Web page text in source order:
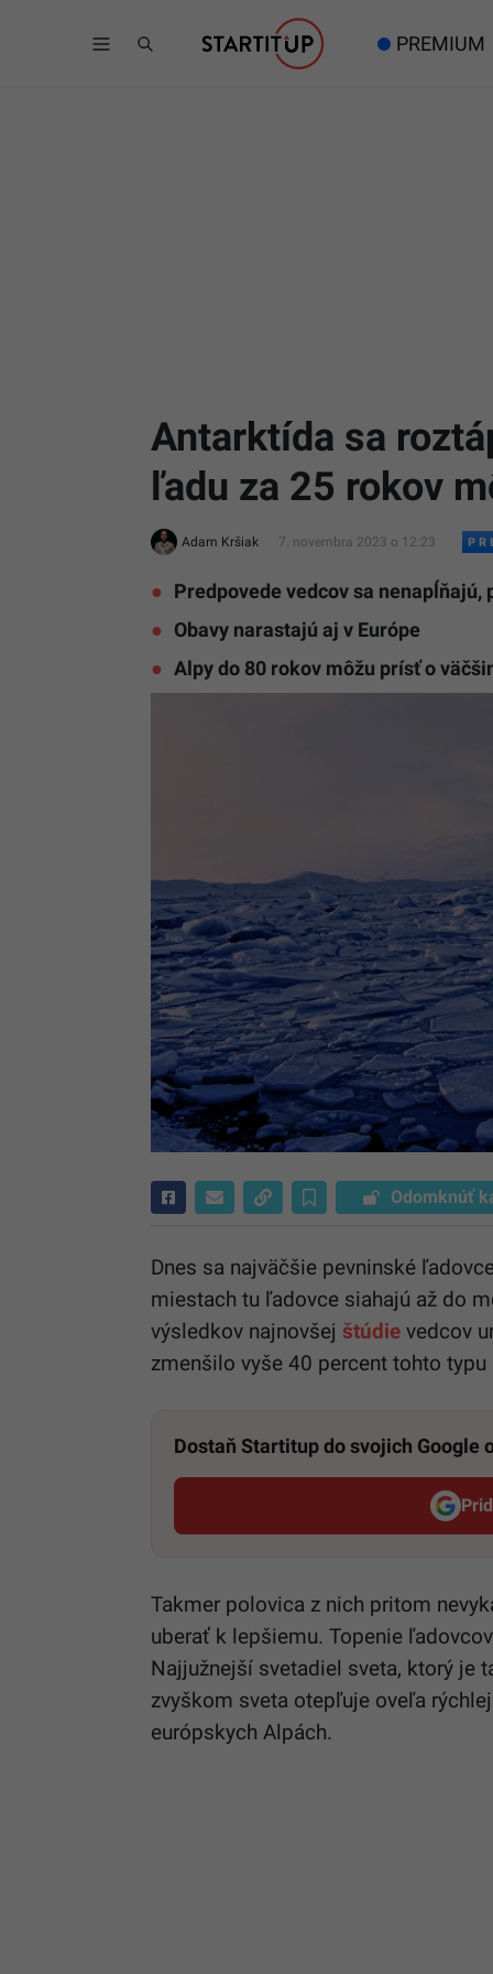
PREMIUM
Antarktída sa
ľadu za 25 rokov
Adam Kršiak 7. novembra 2023 o 12:23
Predpovede vedcov sa
Obavy narastajú aj v Európe
Alpy do 80 rokov môžu prísť o
Odomknúť
Dnes sa najväčšie pevninské
miestach tu ľadovce siahajú až do
výsledkov najnovšej štúdie vedcov
zmenšilo vyše 40 percent tohto typu
Dostaň Startitup do svojich Google
Takmer polovica z nich pritom
uberať k lepšiemu. Topenie
Najjužnejší svetadiel sveta, ktorý je
zvyškom sveta otepľuje oveľa
európskych Alpách.